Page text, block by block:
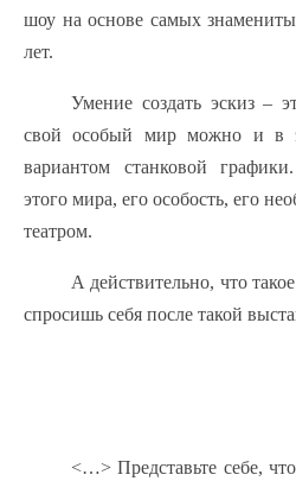
шоу на основе самых
лет.
Умение создать эскиз –
свой особый мир можно и в
вариантом станковой
этого мира, его особость, его
театром.
А действительно, что
спросишь себя после такой
<…> Представьте себе,